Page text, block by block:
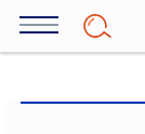
Salta